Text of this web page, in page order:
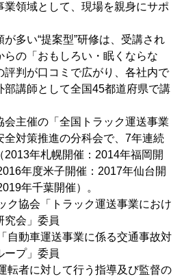
業領域として、現場を親身にサポ
多い“提案型”研修は、受講され
らの「おもしろい・眠くならな
評判が口コミで広がり、各社内で
部講師として全国45都道府県で講
会主催の「全国トラック運送事業
全対策推進の分科会で、7年連続
2013年札幌開催：2014年福岡開
年度米子開催：2017年仙台開
年千葉開催）。
ク協会「トラック運送事業におけ
究会」委員
自動車運送事業に係る交通事故対
ープ」委員
転者に対して行う指導及び監督の